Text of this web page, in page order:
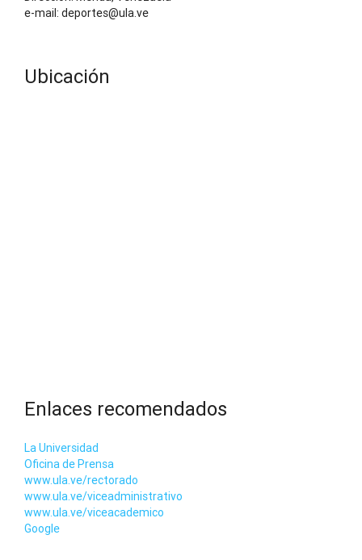
e-mail: deportes@ula.ve
Ubicación
Enlaces recomendados
La Universidad
Oficina de Prensa
www.ula.ve/rectorado
www.ula.ve/viceadministrativo
www.ula.ve/viceacademico
Google